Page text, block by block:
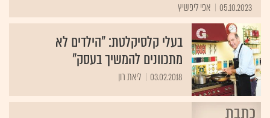
05.10.2023 אפי ליפשיץ
בעלי קלסיקלטת: "הילדים לא
מתכוונים להמשיך בעסק"
03.02.2018 ליאת רון